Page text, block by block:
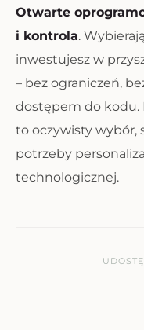
Otwarte
i kontrola.
inwestujesz w
– bez ograniczeń,
dostępem do kodu.
to oczywisty wybór,
potrzeby
technologicznej.